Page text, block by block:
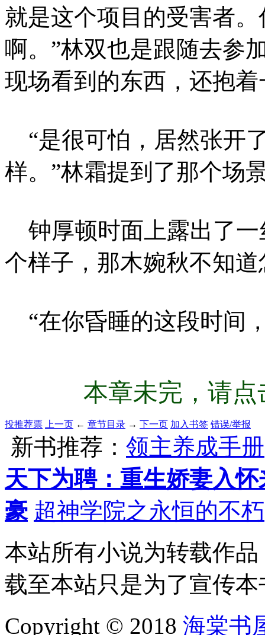
就是这个项目的受害者
啊。”林双也是跟随去参
现场看到的东西，还抱
“是很可怕，居然张开
样。”林霜提到了那个场
钟厚顿时面上露出了一
个样子，那木婉秋不知
“在你昏睡的这段时间
本章未完，请
投推荐票 上一页 ← 章节目录 → 下一页 加入书签 错误/举报
新书推荐： 领主养成手册
天下为聘：重生娇妻入怀
豪 超神学院之永恒的不朽
本站所有小说为转载作
载至本站只是为了宣传
Copyright © 2018 海棠书